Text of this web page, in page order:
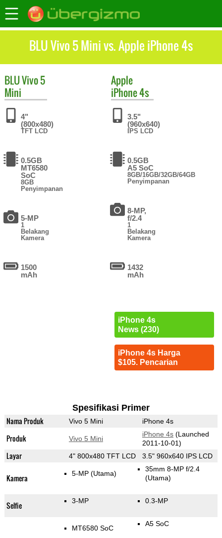
BLU Vivo 5 Mini vs. Apple iPhone 4s
BLUVivo 5
Mini
4"
(800x480)
TFT LCD
0.5GB
MT6580
SoC
8GB
Penyimpanan
5-MP
1
Belakang
Kamera
1500
mAh
Apple
iPhone 4s
3.5"
(960x640)
IPS LCD
0.5GB
A5 SoC
8GB/16GB/32GB/64GB
Penyimpanan
8-MP,
f/2.4
1
Belakang
Kamera
1432
mAh
iPhone 4s
News (230)
iPhone 4s Harga
$105. Pencarian
Spesifikasi Primer
Nama Produk Vivo 5 Mini iPhone 4s
Produk Vivo 5 Mini
iPhone 4s(Launched
2011-10-01)
Layar 4" 800x480 TFT LCD 3.5" 960x640 IPS LCD
Kamera 5-MP (Utama)
35mm 8-MP f/2.4
(Utama)
Selfie 3-MP 0.3-MP
MT6580 SoC
A5 SoC